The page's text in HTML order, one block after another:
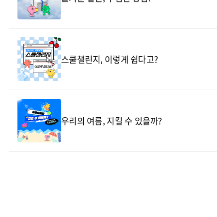
스쿨챌린지, 이렇게 쉽다고?
우리의 여름, 지킬 수 있을까?